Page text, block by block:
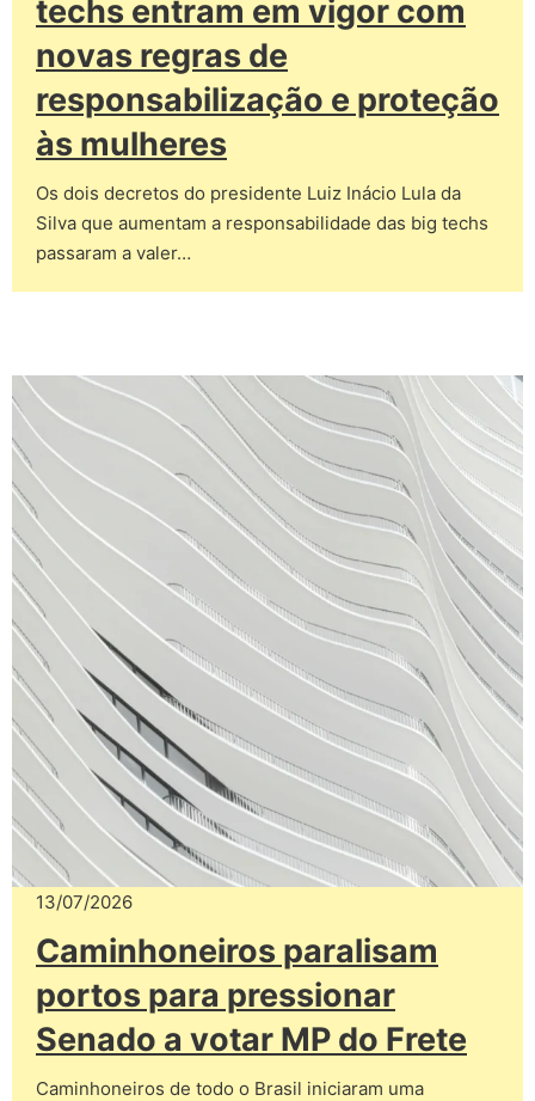
techs entram em vigor com
novas regras de
responsabilização e proteção
às mulheres
Os dois decretos do presidente Luiz Inácio Lula da
Silva que aumentam a responsabilidade das big techs
passaram a valer…
13/07/2026
Caminhoneiros paralisam
portos para pressionar
Senado a votar MP do Frete
Caminhoneiros de todo o Brasil iniciaram uma